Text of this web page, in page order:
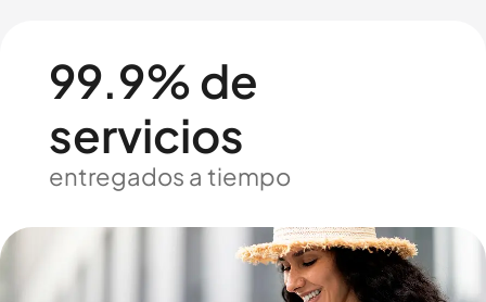
99.9% de
servicios
entregados a tiempo